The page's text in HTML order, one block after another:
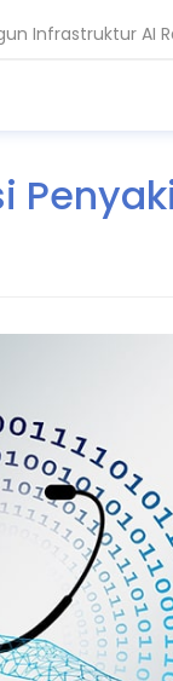
Infrastruktur AI